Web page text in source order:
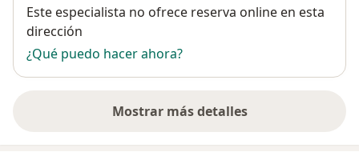
Disponibilidad
Este especialista no ofrece reserva online en esta
dirección
¿Qué puedo hacer ahora?
Mostrar más detalles
sobre la dirección